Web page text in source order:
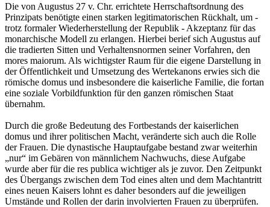
Die von Augustus 27 v. Chr. errichtete Herrschaftsordnung des
Prinzipats benötigte einen starken legitimatorischen Rückhalt, um -
trotz formaler Wiederherstellung der Republik - Akzeptanz für das
monarchische Modell zu erlangen. Hierbei berief sich Augustus auf
die tradierten Sitten und Verhaltensnormen seiner Vorfahren, den
mores maiorum. Als wichtigster Raum für die eigene Darstellung in
der Öffentlichkeit und Umsetzung des Wertekanons erwies sich die
römische domus und insbesondere die kaiserliche Familie, die fortan
eine soziale Vorbildfunktion für den ganzen römischen Staat
übernahm.
Durch die große Bedeutung des Fortbestands der kaiserlichen
domus und ihrer politischen Macht, veränderte sich auch die Rolle
der Frauen. Die dynastische Hauptaufgabe bestand zwar weiterhin
„nur“ im Gebären von männlichem Nachwuchs, diese Aufgabe
wurde aber für die res publica wichtiger als je zuvor. Den Zeitpunkt
des Übergangs zwischen dem Tod eines alten und dem Machtantritt
eines neuen Kaisers lohnt es daher besonders auf die jeweiligen
Umstände und Rollen der darin involvierten Frauen zu überprüfen.